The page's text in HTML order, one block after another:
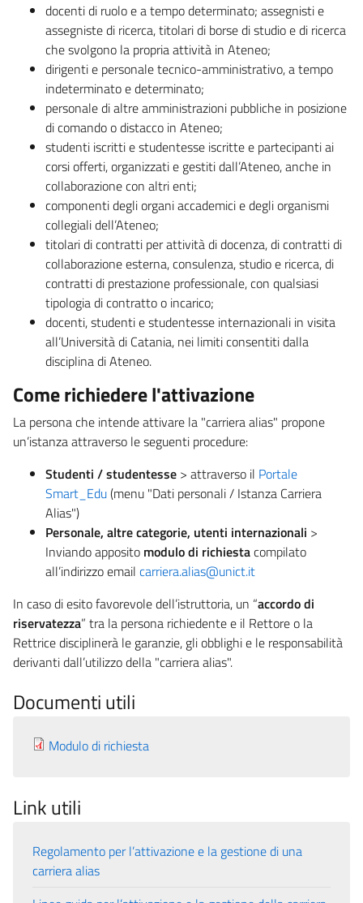
docenti di ruolo e a tempo determinato; assegnisti e
assegniste di ricerca, titolari di borse di studio e di ricerca
che svolgono la propria attività in Ateneo;
dirigenti e personale tecnico-amministrativo, a tempo
indeterminato e determinato;
personale di altre amministrazioni pubbliche in posizione
di comando o distacco in Ateneo;
studenti iscritti e studentesse iscritte e partecipanti ai
corsi offerti, organizzati e gestiti dall’Ateneo, anche in
collaborazione con altri enti;
componenti degli organi accademici e degli organismi
collegiali dell’Ateneo;
titolari di contratti per attività di docenza, di contratti di
collaborazione esterna, consulenza, studio e ricerca, di
contratti di prestazione professionale, con qualsiasi
tipologia di contratto o incarico;
docenti, studenti e studentesse internazionali in visita
all’Università di Catania, nei limiti consentiti dalla
disciplina di Ateneo.
Come richiedere l'attivazione
La persona che intende attivare la "carriera alias" propone
un’istanza attraverso le seguenti procedure:
Studenti / studentesse > attraverso il Portale
Smart_Edu(menu "Dati personali / Istanza Carriera
Alias")
Personale, altre categorie, utenti internazionali >
Inviando apposito modulo di richiestacompilato
all’indirizzo email carriera.alias@unict.it
In caso di esito favorevole dell’istruttoria, un “accordo di
riservatezza” tra la persona richiedente e il Rettore o la
Rettrice disciplinerà le garanzie, gli obblighi e le responsabilità
derivanti dall’utilizzo della "carriera alias".
Documenti utili
Modulo di richiesta
Link utili
Regolamento per l’attivazione e la gestione di una
carriera alias